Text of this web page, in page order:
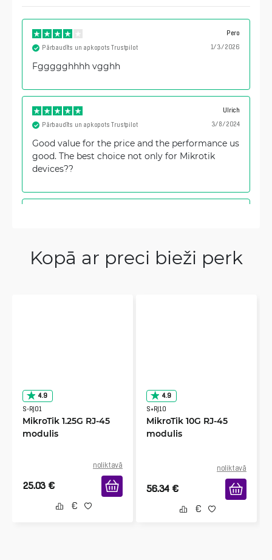
Pero
1/3/2026
Pārbaudīts un apkopots Trustpilot
Fggggghhhh vgghh
Ulrich
3/8/2024
Pārbaudīts un apkopots Trustpilot
Good value for the price and the performance us
good. The best choice not only for Mikrotik
devices??
Kopā ar preci bieži perk
4.9
S-RJ01
MikroTik 1.25G RJ-45
modulis
noliktavā
25.03 €
4.9
S+RJ10
MikroTik 10G RJ-45
modulis
noliktavā
56.34 €